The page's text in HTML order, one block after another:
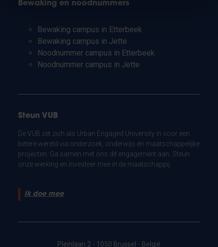
Bewaking en noodnummers
Bewaking campus in Etterbeek
Bewaking campus in Jette
Noodnummer campus in Etterbeek
Noodnummer campus in Jette
Steun VUB
De VUB zet zich als Urban Engaged University in voor een
betere wereld via onderzoek, onderwijs en maatschappelijke
projecten. Ga samen met ons dit engagement aan. Steun
onze werking en investeer mee in de maatschappij.
Ik doe mee
Pleinlaan 2 - 1050 Brussel - België